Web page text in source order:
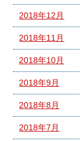
2018年12月
2018年11月
2018年10月
2018年9月
2018年8月
2018年7月